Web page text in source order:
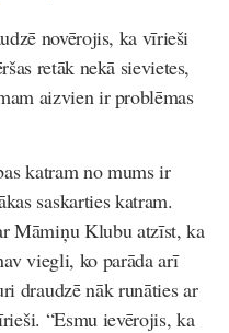
novērojis, ka vīrieši
retāk nekā sievietes,
aizvien ir problēmas
katram no mums ir
saskarties katram.
Māmiņu Klubu atzīst, ka
viegli, ko parāda arī
draudzē nāk runāties ar
“Esmu ievērojis, ka